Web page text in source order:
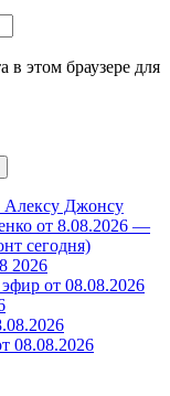
в этом браузере для
Алексу Джонсу
от 8.08.2026 —
сегодня)
2026
от 08.08.2026
08.08.2026